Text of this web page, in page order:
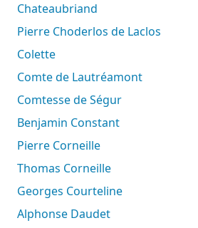
Chateaubriand
Pierre Choderlos de Laclos
Colette
Comte de Lautréamont
Comtesse de Ségur
Benjamin Constant
Pierre Corneille
Thomas Corneille
Georges Courteline
Alphonse Daudet